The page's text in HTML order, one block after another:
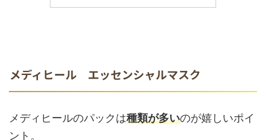
メディヒール エッセンシャルマスク
メディヒールのパックは種類が多いのが嬉しいポイ
ント。